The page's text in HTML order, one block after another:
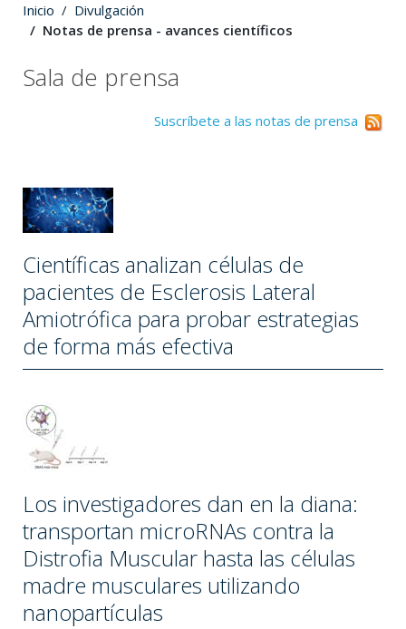
Inicio
Divulgación
Notas de prensa - avances científicos
Sala de prensa
Suscríbete a las notas de prensa
Científicas analizan células de
pacientes de Esclerosis Lateral
Amiotrófica para probar estrategias
de forma más efectiva
Los investigadores dan en la diana:
transportan microRNAs contra la
Distrofia Muscular hasta las células
madre musculares utilizando
nanopartículas